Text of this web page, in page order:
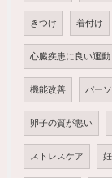
きつけ 着付け
心臓疾患に良い運動
機能改善 パー
卵子の質が悪い
ストレスケア